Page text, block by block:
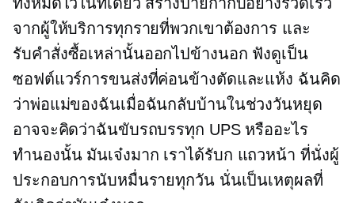
จากผู้ให้บริการทุกรายที่พวกเขาต้องการ และ
รับคำสั่งซื้อเหล่านั้นออกไปข้างนอก ฟังดูเป็น
ซอฟต์แวร์การขนส่งที่ค่อนข้างตัดและแห้ง ฉันคิด
ว่าพ่อแม่ของฉันเมื่อฉันกลับบ้านในช่วงวันหยุด
อาจจะคิดว่าฉันขับรถบรรทุก UPS หรืออะไร
ทำนองนั้น มันเจ๋งมาก เราได้รับก แถวหน้า ที่นั่งผู้
ประกอบการนับหมื่นรายทุกวัน นั่นเป็นเหตุผลที่